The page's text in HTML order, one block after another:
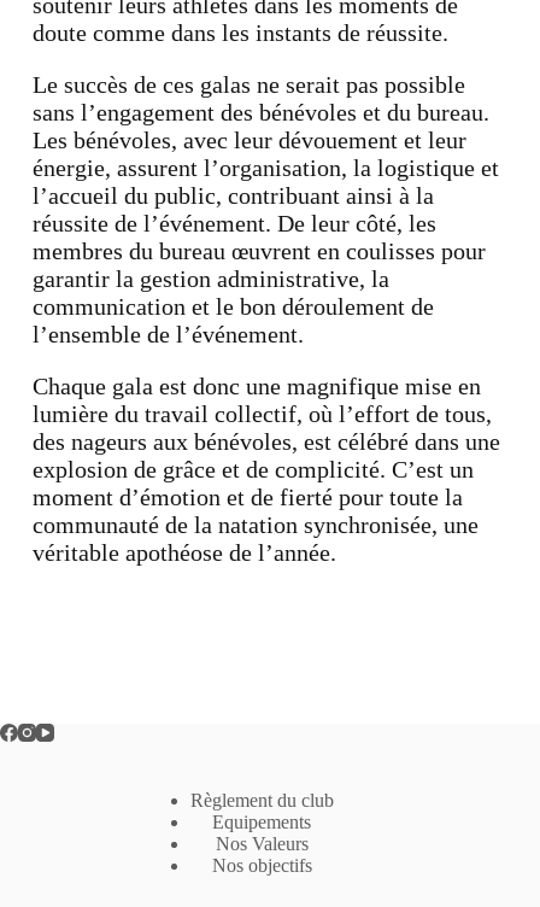
doute comme dans les instants de réussite.
Le succès de ces galas ne serait pas possible
sans l’engagement des bénévoles et du bureau.
Les bénévoles, avec leur dévouement et leur
énergie, assurent l’organisation, la logistique et
l’accueil du public, contribuant ainsi à la
réussite de l’événement. De leur côté, les
membres du bureau œuvrent en coulisses pour
garantir la gestion administrative, la
communication et le bon déroulement de
l’ensemble de l’événement.
Chaque gala est donc une magnifique mise en
lumière du travail collectif, où l’effort de tous,
des nageurs aux bénévoles, est célébré dans une
explosion de grâce et de complicité. C’est un
moment d’émotion et de fierté pour toute la
communauté de la natation synchronisée, une
véritable apothéose de l’année.
Règlement du club
Equipements
Nos Valeurs
Nos objectifs